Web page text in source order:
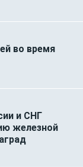
во время
и СНГ
железной